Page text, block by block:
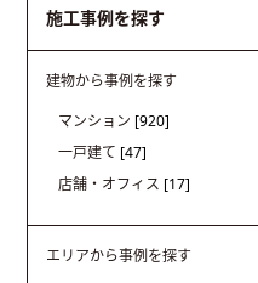
施工事例を探す
建物から事例を探す
マンション [920]
一戸建て [47]
店舗・オフィス [17]
エリアから事例を探す